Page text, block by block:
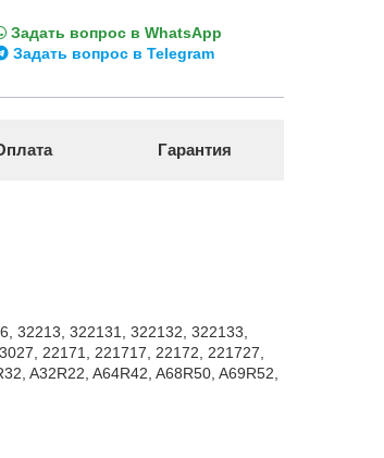
Задать вопрос в WhatsApp
Задать вопрос в Telegram
Гарантия
32213, 322131, 322132, 322133,
22171, 221717, 22172, 221727,
A32R22, A64R42, A68R50, A69R52,